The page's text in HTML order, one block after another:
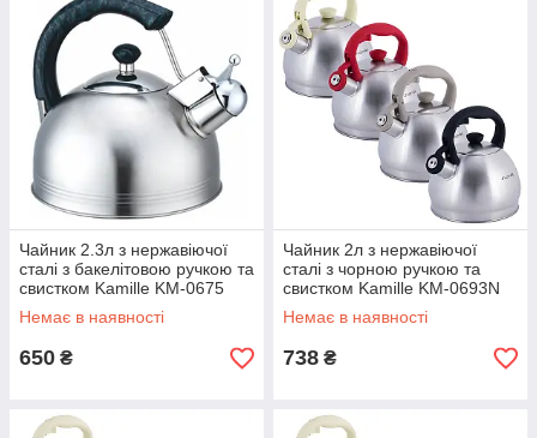
Чайник 2.3л з нержавіючої
сталі з бакелітовою ручкою та
свистком Kamille KM-0675
Немає в наявності
650 ₴
Чайник 2л з нержавіючої
сталі з чорною ручкою та
свистком Kamille KM-0693N
Немає в наявності
738 ₴